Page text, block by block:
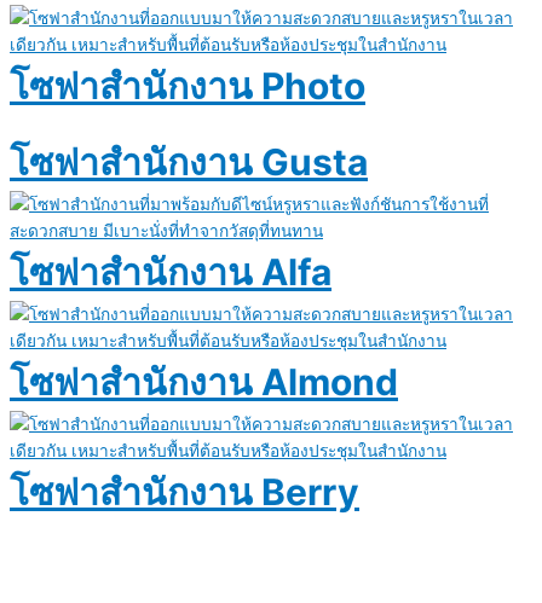
โซฟาสำนักงาน Photo
โซฟาสำนักงาน Gusta
โซฟาสำนักงาน Alfa
โซฟาสำนักงาน Almond
โซฟาสำนักงาน Berry